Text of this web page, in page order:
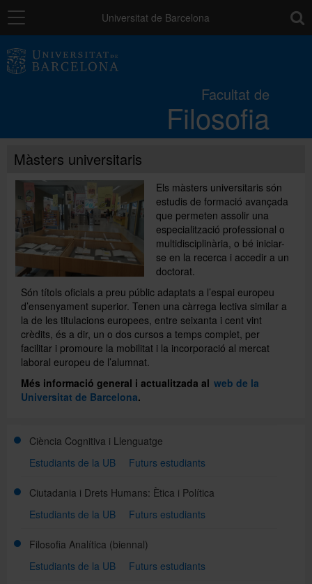
Navegació Universitat de Barcelona
Facultat de
Filosofia
Estudis
Recerca i innovació
Serveis
Mobilitat
Relacions externes
Directori
Español
Màsters universitaris
Els màsters universitaris són
estudis de formació avançada
que permeten assolir una
especialització professional o
multidisciplinària, o bé iniciar-
se en la recerca i accedir a un
doctorat.
Són títols oficials a preu públic adaptats a l’espai europeu
d’ensenyament superior. Tenen una càrrega lectiva similar a
la de les titulacions europees, entre seixanta i cent vint
crèdits, és a dir, un o dos cursos a temps complet, per
facilitar i promoure la mobilitat i la incorporació al mercat
laboral europeu de l’alumnat.
Més informació general i actualitzada al web de la
Universitat de Barcelona.
Ciència Cognitiva i Llenguatge
Estudiants de la UB
Futurs estudiants
Ciutadania i Drets Humans: Ètica i Política
Estudiants de la UB
Futurs estudiants
Filosofia Analítica (biennal)
Estudiants de la UB
Futurs estudiants